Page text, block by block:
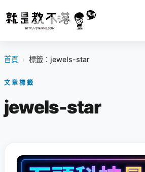
首頁 › 標籤：jewels-star
文章標籤
jewels-star